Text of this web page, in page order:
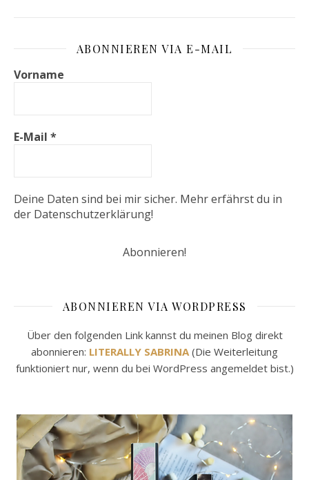
ABONNIEREN VIA E-MAIL
Vorname
E-Mail *
Deine Daten sind bei mir sicher. Mehr erfährst du in
der Datenschutzerklärung!
ABONNIEREN VIA WORDPRESS
Über den folgenden Link kannst du meinen Blog direkt
abonnieren: LITERALLY SABRINA (Die Weiterleitung
funktioniert nur, wenn du bei WordPress angemeldet bist.)